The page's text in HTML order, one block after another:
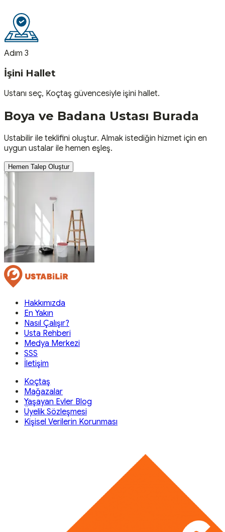
Adım 3
İşini Hallet
Ustanı seç, Koçtaş güvencesiyle işini hallet.
Boya ve Badana Ustası Burada
Ustabilir ile teklifini oluştur. Almak istediğin hizmet için en
uygun ustalar ile hemen eşleş.
Hemen Talep Oluştur
Hakkımızda
En Yakın
Nasıl Çalışır?
Usta Rehberi
Medya Merkezi
SSS
İletişim
Koçtaş
Mağazalar
Yaşayan Evler Blog
Üyelik Sözleşmesi
Kişisel Verilerin Korunması